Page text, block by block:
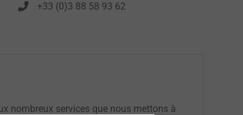
+33 (0)3 88 58 93 62
nombreux services que nous mettons à